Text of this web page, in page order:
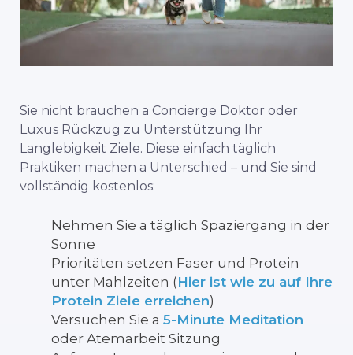
Sie nicht brauchen a Concierge Doktor oder
Luxus Rückzug zu Unterstützung
Ihr
Langlebigkeit Ziele. Diese einfach täglich
Praktiken machen a Unterschied – und Sie sind
vollständig kostenlos:
Nehmen Sie a täglich Spaziergang in der
Sonne
Prioritäten setzen Faser und Protein
unter Mahlzeiten (Hier ist wie zu auf Ihre
Protein Ziele erreichen)
Versuchen Sie a 5-Minute Meditation
oder Atemarbeit Sitzung